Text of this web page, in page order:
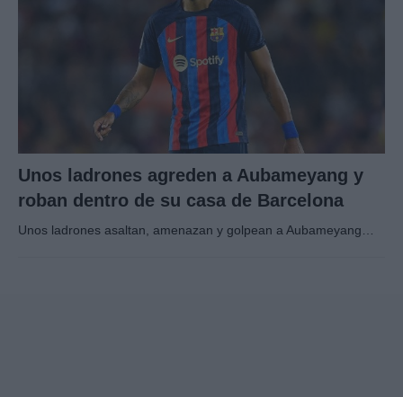
Unos ladrones agreden a Aubameyang y
roban dentro de su casa de Barcelona
Unos ladrones asaltan, amenazan y golpean a Aubameyang…